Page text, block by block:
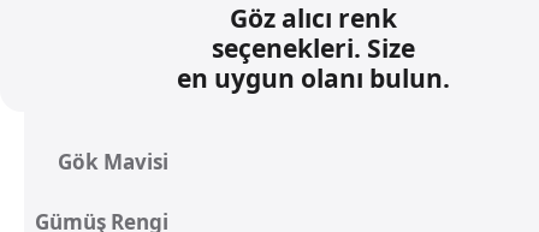
12 MP Center Stage
kamera.
Göz alıcı renk
seçenekleri. Size
en uygun olanı bulun.
Gök Mavisi
Gümüş Rengi